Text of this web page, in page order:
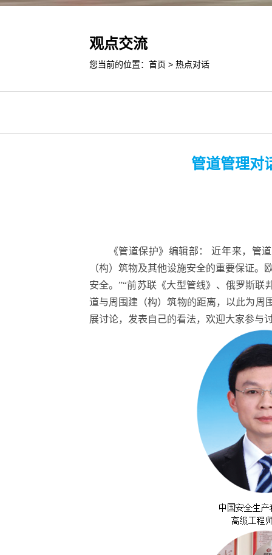
观点交流
您当前的位置： 首页 > 热点对话
管道管理对
《管道保护》编辑部： 近年来，管
（构）筑物及其他设施安全的重要保证
安全。”“前苏联《大型管线》、俄罗斯联
道与周围建（构）筑物的距离，以此为周
展讨论，发表自己的看法，欢迎大家参与